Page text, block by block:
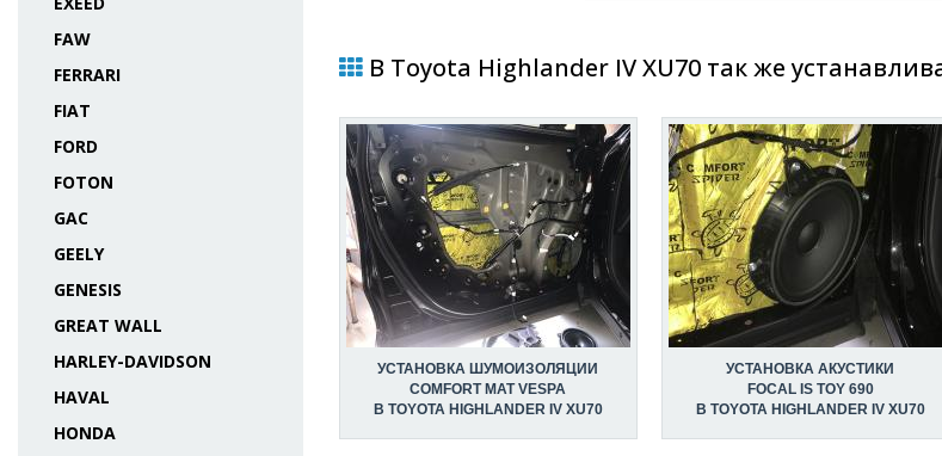
FAW
FERRARI
FIAT
FORD
FOTON
GAC
GEELY
GENESIS
GREAT WALL
HARLEY-DAVIDSON
HAVAL
HONDA
В Toyota Highlander IV XU70 так же
УСТАНОВКА ШУМОИЗОЛЯЦИИ
COMFORT MAT VESPA
В TOYOTA HIGHLANDER IV XU70
УСТАНОВКА АКУСТИКИ
FOCAL IS TOY 690
В TOYOTA HIGHLANDER IV XU70